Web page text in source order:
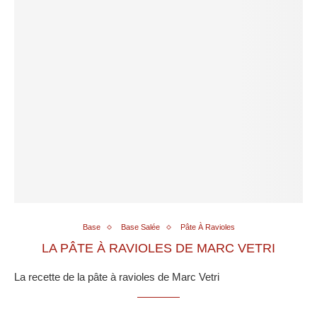
Base Base Salée Pâte À Ravioles
LA PÂTE À RAVIOLES DE MARC VETRI
La recette de la pâte à ravioles de Marc Vetri